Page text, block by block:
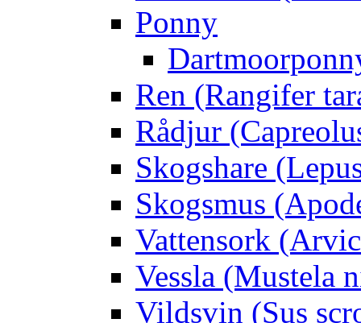
Ponny
Ren (Rangifer
Rådjur
Skogshare
Skogsmus
Vattensork
Vessla (Mustela
Vildsvin (Sus